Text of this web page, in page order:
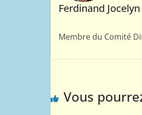
Ferdinand Jocelyn
Membre du Comité
Vous